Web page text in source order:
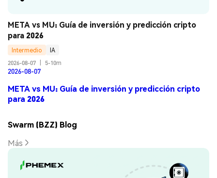
META vs MU: Guía de inversión y predicción cripto
para 2026
Intermedio
IA
2026-08-07
5-10m
2026-08-07
META vs MU: Guía de inversión y predicción cripto
para 2026
Swarm (BZZ) Blog
Más